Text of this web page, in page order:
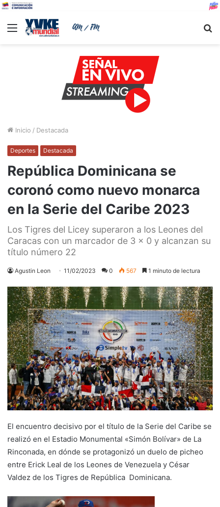
Menu
Inicio / Destacada
Deportes Destacada
República Dominicana se
coronó como nuevo monarca
en la Serie del Caribe 2023
Los Tigres del Licey superaron a los Leones del
Caracas con un marcador de 3 x 0 y alcanzan su
título número 22
Agustin Leon 11/02/2023 0 567 1 minuto de lectura
El encuentro decisivo por el título de la Serie del Caribe se
realizó en el Estadio Monumental «Simón Bolívar» de La
Rinconada, en dónde se protagonizó un duelo de picheo
entre Erick Leal de los Leones de Venezuela y César
Valdez de los Tigres de República Dominicana.